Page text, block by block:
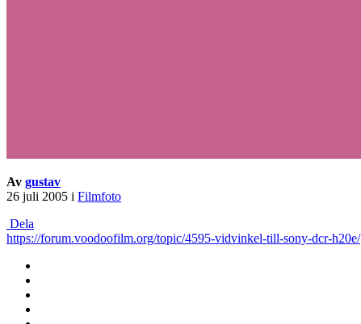
Av gustav
26 juli 2005 i Filmfoto
Dela
https://forum.voodoofilm.org/topic/4595-vidvinkel-till-sony-dcr-h20e/